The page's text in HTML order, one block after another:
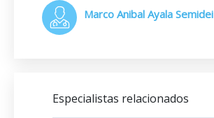
Marco Anibal Ayala Semidei
Especialistas relacionados